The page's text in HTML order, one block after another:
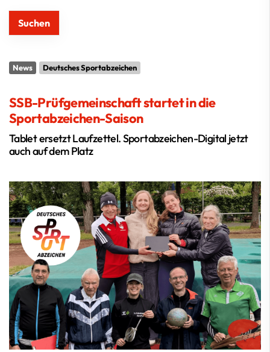
News Deutsches Sportabzeichen
SSB-Prüfgemeinschaft startet in die
Sportabzeichen-Saison
Tablet ersetzt Laufzettel. Sportabzeichen-Digital jetzt
auch auf dem Platz